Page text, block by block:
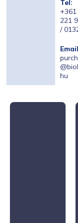
Tel:
+361
221
/
hu